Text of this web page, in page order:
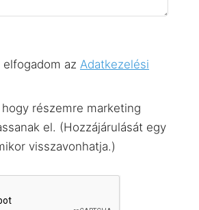
elfogadom az Adatkezelési
részemre marketing
el. (Hozzájárulását egy
visszavonhatja.)